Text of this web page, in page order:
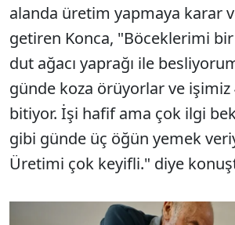
alanda üretim yapmaya karar
getiren Konca, "Böceklerimi
dut ağacı yaprağı ile
günde koza örüyorlar ve işimiz
bitiyor. İşi hafif ama çok ilgi
gibi günde üç öğün yemek
Üretimi çok keyifli." diye